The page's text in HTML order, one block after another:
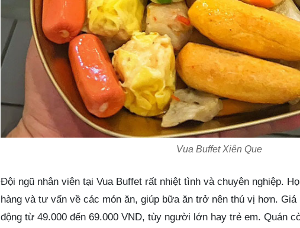
Vua Buffet Xiên Que
Đội ngũ nhân viên tại Vua Buffet rất nhiệt tình và chuyên nghiệp.
hàng và tư vấn về các món ăn, giúp bữa ăn trở nên thú vị hơn. Giá
động từ 49.000 đến 69.000 VND, tùy người lớn hay trẻ em. Quán